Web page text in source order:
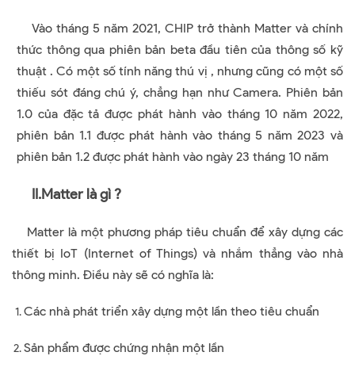
Vào tháng 5 năm 2021, CHIP trở thành Matter và chính
thức thông qua phiên bản beta đầu tiên của thông số kỹ
thuật . Có một số tính năng thú vị , nhưng cũng có một số
thiếu sót đáng chú ý, chẳng hạn như Camera. Phiên bản
1.0 của đặc tả được phát hành vào tháng 10 năm 2022,
phiên bản 1.1 được phát hành vào tháng 5 năm 2023 và
phiên bản 1.2 được phát hành vào ngày 23 tháng 10 năm
II.Matter là gì ?
Matter là một phương pháp tiêu chuẩn để xây dựng các
thiết bị IoT (Internet of Things) và nhắm thẳng vào nhà
thông minh. Điều này sẽ có nghĩa là:
Các nhà phát triển xây dựng một lần theo tiêu chuẩn
Sản phẩm được chứng nhận một lần